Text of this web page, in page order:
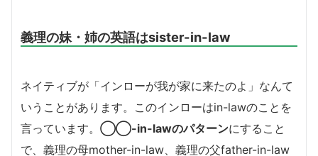
義理の妹・姉の英語はsister-in-law
ネイティブが「インローが我が家に来たのよ」なんて
いうことがあります。このインローはin-lawのことを
言っています。 ◯◯-in-lawのパターンにすること
で、義理の母mother-in-law、義理の父father-in-law